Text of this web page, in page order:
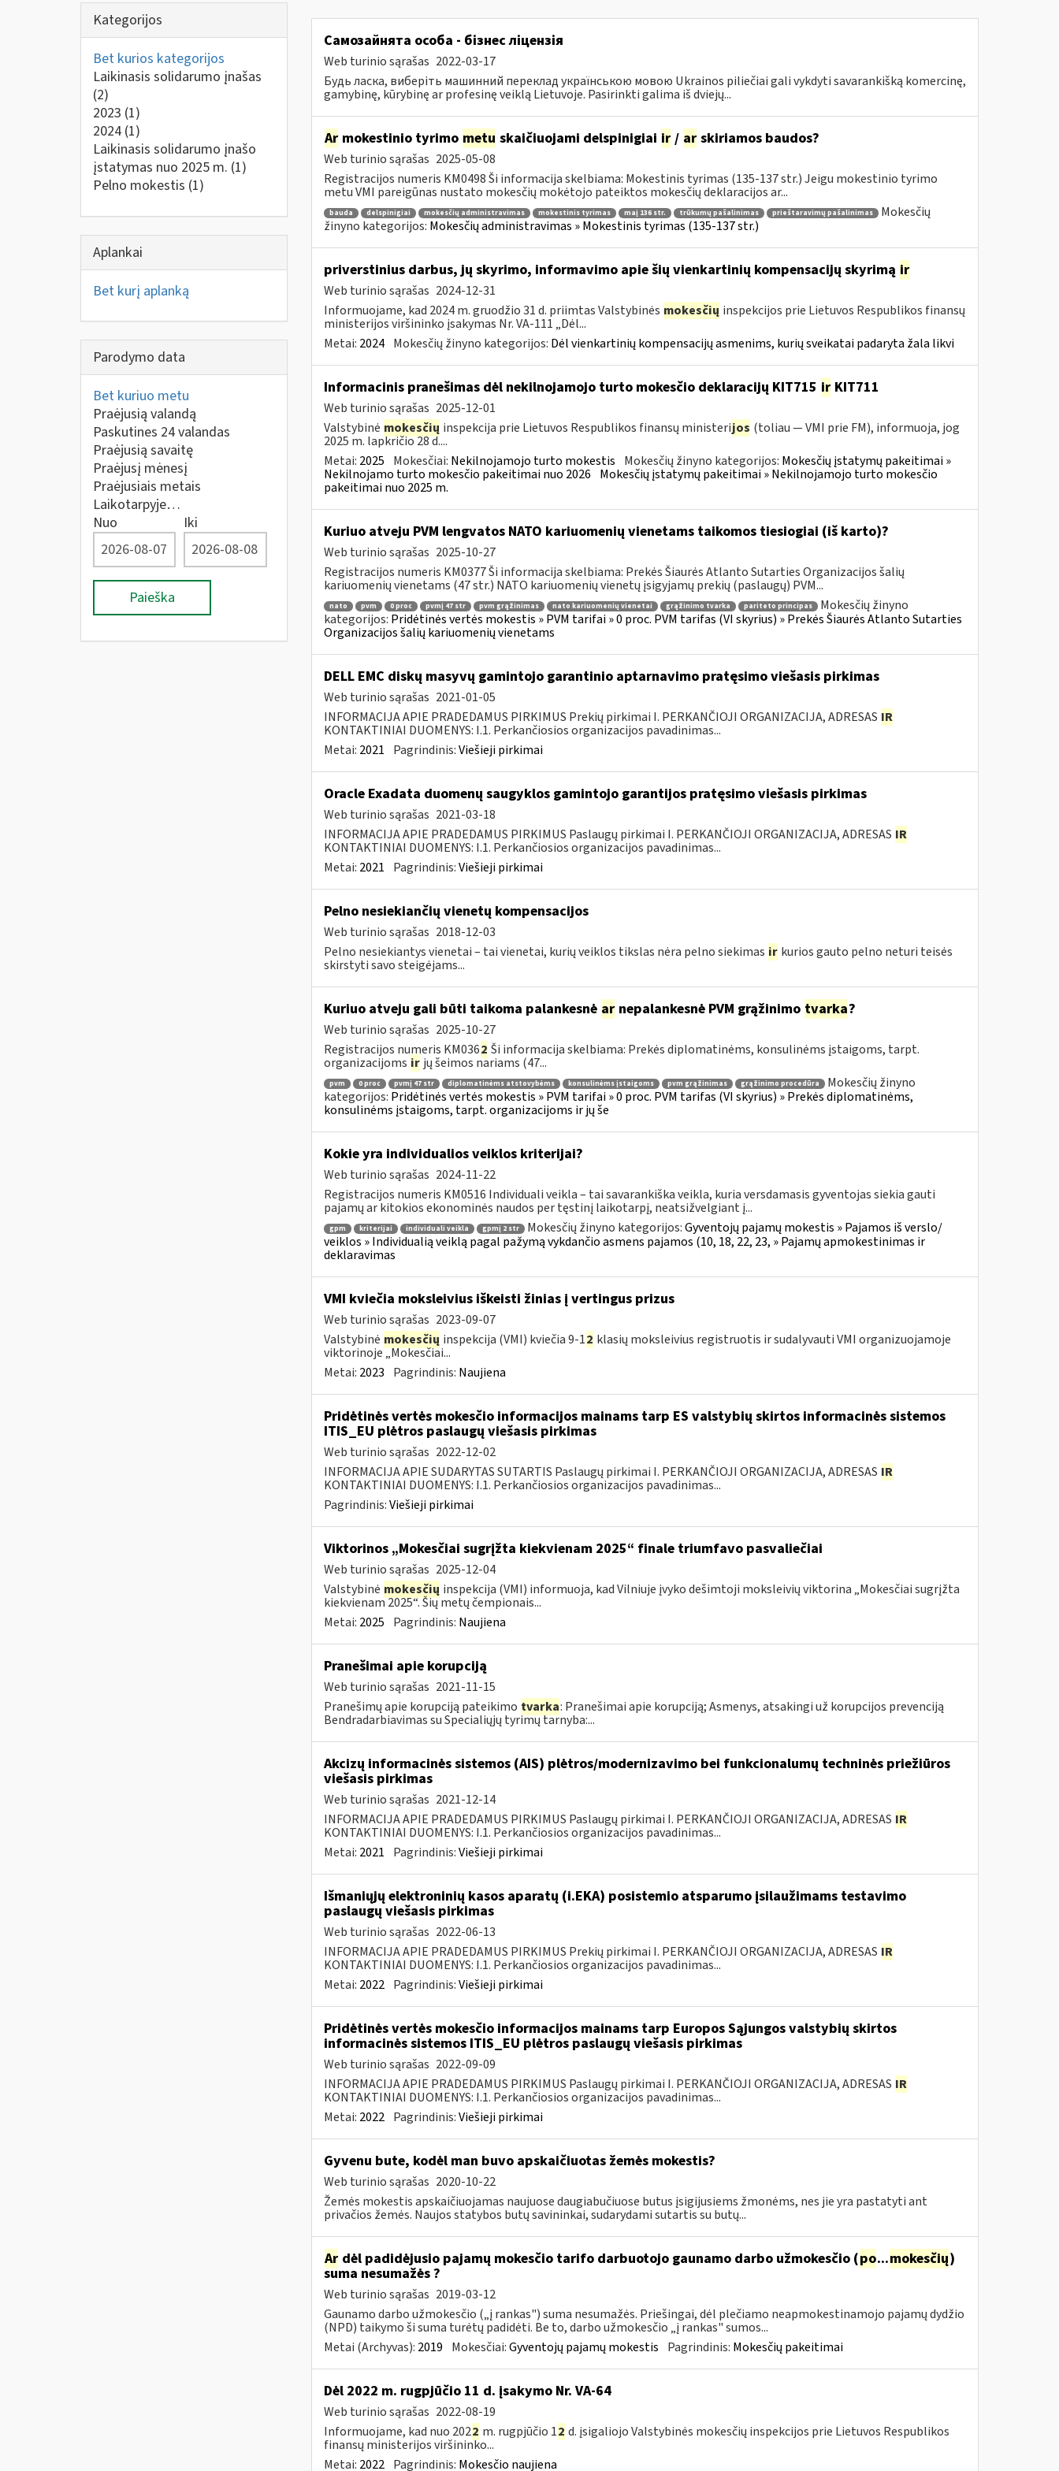
Kategorijos
Bet kurios kategorijos
Laikinasis solidarumo įnašas
(2)
2023 (1)
2024 (1)
Laikinasis solidarumo įnašo
įstatymas nuo 2025 m. (1)
Pelno mokestis (1)
Aplankai
Bet kurį aplanką
Parodymo data
Bet kuriuo metu
Praėjusią valandą
Paskutines 24 valandas
Praėjusią savaitę
Praėjusį mėnesį
Praėjusiais metais
Laikotarpyje…
Nuo
Iki
Paieška
Самозайнята особа - бізнес ліцензія
Web turinio sąrašas 2022-03-17
Будь ласка, виберіть машинний переклад українською мовою Ukrainos piliečiai gali vykdyti savarankišką komercinę,
gamybinę, kūrybinę ar profesinę veiklą Lietuvoje. Pasirinkti galima iš dviejų...
Armokestinio tyrimo metu skaičiuojami delspinigiai ir/ arskiriamos baudos?
Web turinio sąrašas 2025-05-08
Registracijos numeris KM0498 Ši informacija skelbiama: Mokestinis tyrimas (135-137 str.) Jeigu mokestinio tyrimo
metu VMI pareigūnas nustato mokesčių mokėtojo pateiktos mokesčių deklaracijos ar...
bauda delspinigiai mokesčių administravimas mokestinis tyrimas maį 136 str. trūkumų pašalinimas prieštaravimų pašalinimas
Mokesčių
žinyno kategorijos: Mokesčių administravimas » Mokestinis tyrimas (135-137 str.)
priverstinius darbus, jų skyrimo, informavimo apie šių vienkartinių kompensacijų skyrimą ir
Web turinio sąrašas 2024-12-31
Informuojame, kad 2024 m. gruodžio 31 d. priimtas Valstybinės mokesčių inspekcijos prie Lietuvos Respublikos finansų
ministerijos viršininko įsakymas Nr. VA-111 „Dėl...
Metai: 2024 Mokesčių žinyno kategorijos: Dėl vienkartinių kompensacijų asmenims, kurių sveikatai padaryta žala likvi
Informacinis pranešimas dėl nekilnojamojo turto mokesčio deklaracijų KIT715 irKIT711
Web turinio sąrašas 2025-12-01
Valstybinė mokesčių inspekcija prie Lietuvos Respublikos finansų ministerijos (toliau — VMI prie FM), informuoja, jog
2025 m. lapkričio 28 d....
Metai: 2025 Mokesčiai: Nekilnojamojo turto mokestis Mokesčių žinyno kategorijos: Mokesčių įstatymų pakeitimai »
Nekilnojamo turto mokesčio pakeitimai nuo 2026 Mokesčių įstatymų pakeitimai » Nekilnojamojo turto mokesčio
pakeitimai nuo 2025 m.
Kuriuo atveju PVM lengvatos NATO kariuomenių vienetams taikomos tiesiogiai (iš karto)?
Web turinio sąrašas 2025-10-27
Registracijos numeris KM0377 Ši informacija skelbiama: Prekės Šiaurės Atlanto Sutarties Organizacijos šalių
kariuomenių vienetams (47 str.) NATO kariuomenių vienetų įsigyjamų prekių (paslaugų) PVM...
nato pvm 0 proc pvmį 47 str pvm grąžinimas nato kariuomenių vienetai grąžinimo tvarka pariteto principas
Mokesčių žinyno
kategorijos: Pridėtinės vertės mokestis » PVM tarifai » 0 proc. PVM tarifas (VI skyrius) » Prekės Šiaurės Atlanto Sutarties
Organizacijos šalių kariuomenių vienetams
DELL EMC diskų masyvų gamintojo garantinio aptarnavimo pratęsimo viešasis pirkimas
Web turinio sąrašas 2021-01-05
INFORMACIJA APIE PRADEDAMUS PIRKIMUS Prekių pirkimai I. PERKANČIOJI ORGANIZACIJA, ADRESAS IR
KONTAKTINIAI DUOMENYS: I.1. Perkančiosios organizacijos pavadinimas...
Metai: 2021 Pagrindinis:Viešieji pirkimai
Oracle Exadata duomenų saugyklos gamintojo garantijos pratęsimo viešasis pirkimas
Web turinio sąrašas 2021-03-18
INFORMACIJA APIE PRADEDAMUS PIRKIMUS Paslaugų pirkimai I. PERKANČIOJI ORGANIZACIJA, ADRESAS IR
KONTAKTINIAI DUOMENYS: I.1. Perkančiosios organizacijos pavadinimas...
Metai: 2021 Pagrindinis:Viešieji pirkimai
Pelno nesiekiančių vienetų kompensacijos
Web turinio sąrašas 2018-12-03
Pelno nesiekiantys vienetai – tai vienetai, kurių veiklos tikslas nėra pelno siekimas ir kurios gauto pelno neturi teisės
skirstyti savo steigėjams...
Kuriuo atveju gali būti taikoma palankesnė arnepalankesnė PVM grąžinimo tvarka?
Web turinio sąrašas 2025-10-27
Registracijos numeris KM0362 Ši informacija skelbiama: Prekės diplomatinėms, konsulinėms įstaigoms, tarpt.
organizacijoms ir jų šeimos nariams (47...
pvm 0 proc pvmį 47 str diplomatinėms atstovybėms konsulinėms įstaigoms pvm grąžinimas grąžinimo procedūra
Mokesčių žinyno
kategorijos: Pridėtinės vertės mokestis » PVM tarifai » 0 proc. PVM tarifas (VI skyrius) » Prekės diplomatinėms,
konsulinėms įstaigoms, tarpt. organizacijoms ir jų še
Kokie yra individualios veiklos kriterijai?
Web turinio sąrašas 2024-11-22
Registracijos numeris KM0516 Individuali veikla – tai savarankiška veikla, kuria versdamasis gyventojas siekia gauti
pajamų ar kitokios ekonominės naudos per tęstinį laikotarpį, neatsižvelgiant į...
gpm kriterijai individuali veikla gpmį 2 str Mokesčių žinyno kategorijos:Gyventojų pajamų mokestis » Pajamos iš verslo/
veiklos » Individualią veiklą pagal pažymą vykdančio asmens pajamos (10, 18, 22, 23, » Pajamų apmokestinimas ir
deklaravimas
VMI kviečia moksleivius iškeisti žinias į vertingus prizus
Web turinio sąrašas 2023-09-07
Valstybinė mokesčių inspekcija (VMI) kviečia 9-12 klasių moksleivius registruotis ir sudalyvauti VMI organizuojamoje
viktorinoje „Mokesčiai...
Metai: 2023 Pagrindinis: Naujiena
Pridėtinės vertės mokesčio informacijos mainams tarp ES valstybių skirtos informacinės sistemos
ITIS_EU plėtros paslaugų viešasis pirkimas
Web turinio sąrašas 2022-12-02
INFORMACIJA APIE SUDARYTAS SUTARTIS Paslaugų pirkimai I. PERKANČIOJI ORGANIZACIJA, ADRESAS IR
KONTAKTINIAI DUOMENYS: I.1. Perkančiosios organizacijos pavadinimas...
Pagrindinis:Viešieji pirkimai
Viktorinos „Mokesčiai sugrįžta kiekvienam 2025“ finale triumfavo pasvaliečiai
Web turinio sąrašas 2025-12-04
Valstybinė mokesčių inspekcija (VMI) informuoja, kad Vilniuje įvyko dešimtoji moksleivių viktorina „Mokesčiai sugrįžta
kiekvienam 2025“. Šių metų čempionais...
Metai: 2025 Pagrindinis: Naujiena
Pranešimai apie korupciją
Web turinio sąrašas 2021-11-15
Pranešimų apie korupciją pateikimo tvarka: Pranešimai apie korupciją; Asmenys, atsakingi už korupcijos prevenciją
Bendradarbiavimas su Specialiųjų tyrimų tarnyba:...
Akcizų informacinės sistemos (AIS) plėtros/modernizavimo bei funkcionalumų techninės priežiūros
viešasis pirkimas
Web turinio sąrašas 2021-12-14
INFORMACIJA APIE PRADEDAMUS PIRKIMUS Paslaugų pirkimai I. PERKANČIOJI ORGANIZACIJA, ADRESAS IR
KONTAKTINIAI DUOMENYS: I.1. Perkančiosios organizacijos pavadinimas...
Metai: 2021 Pagrindinis:Viešieji pirkimai
Išmaniųjų elektroninių kasos aparatų (i.EKA) posistemio atsparumo įsilaužimams testavimo
paslaugų viešasis pirkimas
Web turinio sąrašas 2022-06-13
INFORMACIJA APIE PRADEDAMUS PIRKIMUS Prekių pirkimai I. PERKANČIOJI ORGANIZACIJA, ADRESAS IR
KONTAKTINIAI DUOMENYS: I.1. Perkančiosios organizacijos pavadinimas...
Metai: 2022 Pagrindinis:Viešieji pirkimai
Pridėtinės vertės mokesčio informacijos mainams tarp Europos Sąjungos valstybių skirtos
informacinės sistemos ITIS_EU plėtros paslaugų viešasis pirkimas
Web turinio sąrašas 2022-09-09
INFORMACIJA APIE PRADEDAMUS PIRKIMUS Paslaugų pirkimai I. PERKANČIOJI ORGANIZACIJA, ADRESAS IR
KONTAKTINIAI DUOMENYS: I.1. Perkančiosios organizacijos pavadinimas...
Metai: 2022 Pagrindinis:Viešieji pirkimai
Gyvenu bute, kodėl man buvo apskaičiuotas žemės mokestis?
Web turinio sąrašas 2020-10-22
Žemės mokestis apskaičiuojamas naujuose daugiabučiuose butus įsigijusiems žmonėms, nes jie yra pastatyti ant
privačios žemės. Naujos statybos butų savininkai, sudarydami sutartis su butų...
Ardėl padidėjusio pajamų mokesčio tarifo darbuotojo gaunamo darbo užmokesčio (po...mokesčių)
suma nesumažės ?
Web turinio sąrašas 2019-03-12
Gaunamo darbo užmokesčio („į rankas") suma nesumažės. Priešingai, dėl plečiamo neapmokestinamojo pajamų dydžio
(NPD) taikymo ši suma turėtų padidėti. Be to, darbo užmokesčio „į rankas" sumos...
Metai (Archyvas): 2019 Mokesčiai:Gyventojų pajamų mokestis Pagrindinis: Mokesčių pakeitimai
Dėl 2022 m. rugpjūčio 11 d. įsakymo Nr. VA-64
Web turinio sąrašas 2022-08-19
Informuojame, kad nuo 2022 m. rugpjūčio 12 d. įsigaliojo Valstybinės mokesčių inspekcijos prie Lietuvos Respublikos
finansų ministerijos viršininko...
Metai: 2022 Pagrindinis: Mokesčio naujiena